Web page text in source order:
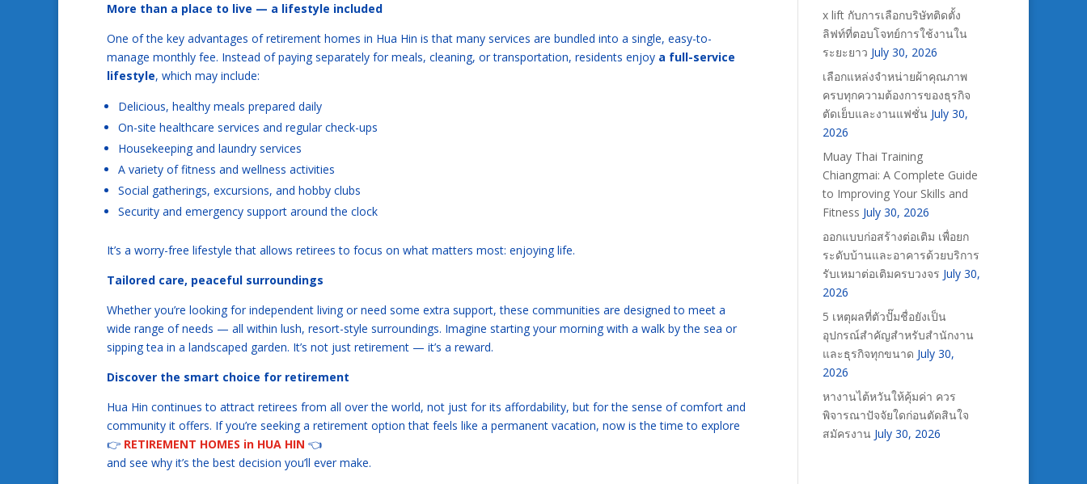
More than a place to live — a lifestyle included
One of the key advantages of retirement homes in Hua Hin is that many services are bundled into a single, easy-to-
manage monthly fee. Instead of paying separately for meals, cleaning, or transportation, residents enjoy a full-service
lifestyle, which may include:
Delicious, healthy meals prepared daily
On-site healthcare services and regular check-ups
Housekeeping and laundry services
A variety of fitness and wellness activities
Social gatherings, excursions, and hobby clubs
Security and emergency support around the clock
It’s a worry-free lifestyle that allows retirees to focus on what matters most: enjoying life.
Tailored care, peaceful surroundings
Whether you’re looking for independent living or need some extra support, these communities are designed to meet a
wide range of needs — all within lush, resort-style surroundings. Imagine starting your morning with a walk by the sea or
sipping tea in a landscaped garden. It’s not just retirement — it’s a reward.
Discover the smart choice for retirement
Hua Hin continues to attract retirees from all over the world, not just for its affordability, but for the sense of comfort and
community it offers. If you’re seeking a retirement option that feels like a permanent vacation, now is the time to explore
👉 RETIREMENT HOMES in HUA HIN 👈
and see why it’s the best decision you’ll ever make.
x lift กับการเลือกบริษัทติดตั้ง
ลิฟท์ที่ตอบโจทย์การใช้งานใน
ระยะยาว July 30, 2026
เลือกแหล่งจำหน่ายผ้าคุณภาพ
ครบทุกความต้องการของธุรกิจ
ตัดเย็บและงานแฟชั่น July 30,
2026
Muay Thai Training
Chiangmai: A Complete Guide
to Improving Your Skills and
Fitness July 30, 2026
ออกแบบก่อสร้างต่อเติม เพื่อยก
ระดับบ้านและอาคารด้วยบริการ
รับเหมาต่อเติมครบวงจร July 30,
2026
5 เหตุผลที่ตัวปั๊มชื่อยังเป็น
อุปกรณ์สำคัญสำหรับสำนักงาน
และธุรกิจทุกขนาด July 30,
2026
หางานไต้หวันให้คุ้มค่า ควร
พิจารณาปัจจัยใดก่อนตัดสินใจ
สมัครงาน July 30, 2026